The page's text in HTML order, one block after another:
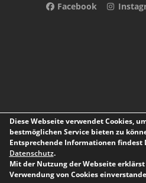
Team
Kreisliga A
Marburg
Facebook
Diese Webseite verwendet Cookies,
bestmöglichen Service bieten zu
Entsprechende Informationen findest
Datenschutz.
Mit der Nutzung der Webseite
Verwendung von Cookies